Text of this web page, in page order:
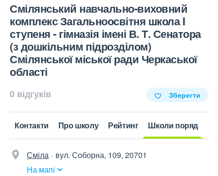
Смілянський навчально-виховний
комплекс Загальноосвітня школа I
ступеня - гімназія імені В. Т. Сенатора
(з дошкільним підрозділом)
Смілянської міської ради Черкаської
області
0 відгуків Зберегти
Контакти Про школу Рейтинг Школи поряд
Сміла
вул. Соборна, 109, 20701
На мапі